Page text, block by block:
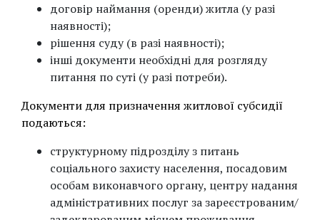
договір наймання (оренди) житла (у разі
наявності);
рішення суду (в разі наявності);
інші документи необхідні для розгляду
питання по суті (у разі потреби).
Документи для призначення житлової субсидії
подаються:
структурному підрозділу з питань
соціального захисту населення, посадовим
особам виконавчого органу, центру надання
адміністративних послуг за зареєстрованим/